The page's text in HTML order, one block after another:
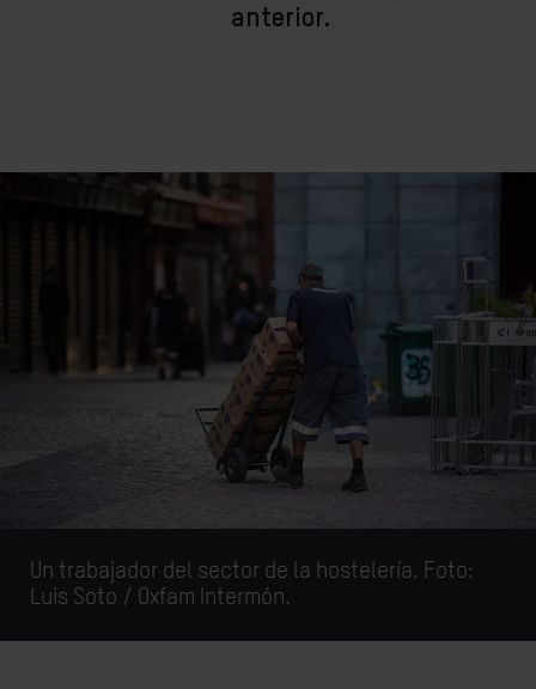
anterior.
Un trabajador del sector de la hostelería. Foto:
Luis Soto / Oxfam Intermón.